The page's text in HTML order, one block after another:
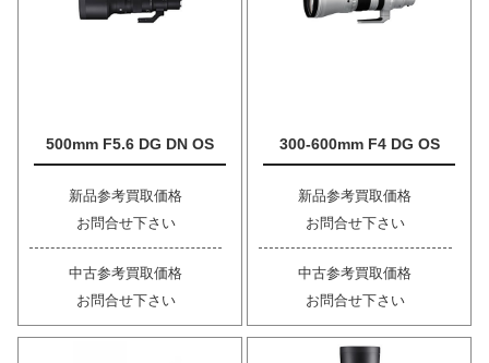
500mm F5.6 DG DN OS
新品参考買取価格
お問合せ下さい
中古参考買取価格
お問合せ下さい
300-600mm F4 DG OS
新品参考買取価格
お問合せ下さい
中古参考買取価格
お問合せ下さい